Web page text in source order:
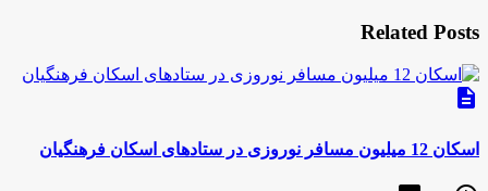
Related Posts
description
اسکان 12 میلیون مسافر نوروزی در ستادهای اسکان فرهنگیان